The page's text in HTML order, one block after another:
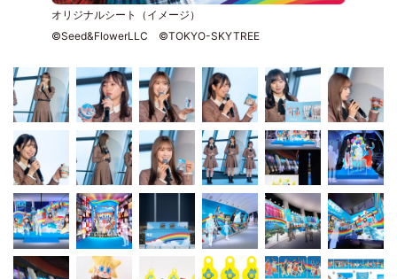
オリジナルシート（イメージ）
©Seed&FlowerLLC ©TOKYO-SKYTREE